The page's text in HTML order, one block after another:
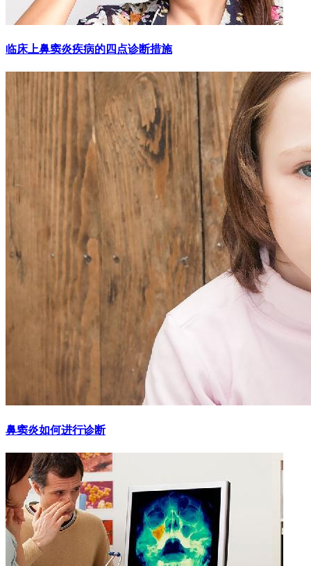
临床上鼻窦炎疾病的四点诊断措施
鼻窦炎如何进行诊断